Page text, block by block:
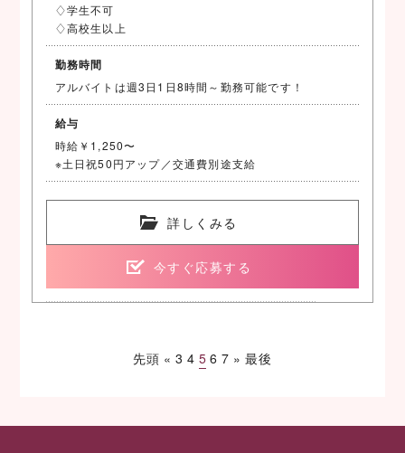
♢学生不可
♢高校生以上
勤務時間
アルバイトは週3日1日8時間～勤務可能です！
給与
時給￥1,250〜
※土日祝50円アップ／交通費別途支給
詳しくみる
今すぐ応募する
先頭 « 3 4 5 6 7 » 最後